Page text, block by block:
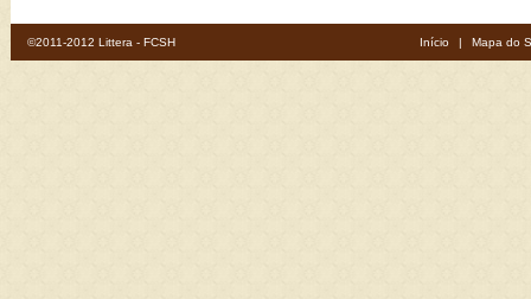
©2011-2012 Littera - FCSH Início | Mapa do